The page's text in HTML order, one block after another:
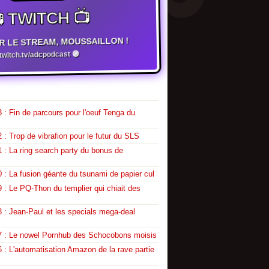
TWITCH 📺
LE STREAM, MOUSSAILLON !
adcpodcast 🟣
: Fin de parcours pour l'oeuf Tenga du
: Trop de vibrafion pour le futur du SLS
: La ring search party du bonus de
: La fusion géante du tsunami de papier cul
: Le PQ-Thon du templier qui chiait des
: Jean-Paul et les specials mega-deal
: Le nowel Pornhub des Schocobons moisis
: L'automatisation Amazon de la rave partie